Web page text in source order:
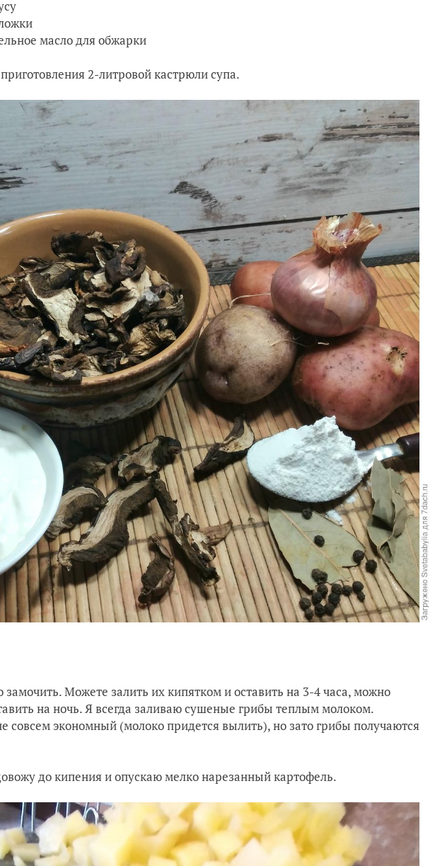
масло для обжарки
2-литровой кастрюли супа.
Можете залить их кипятком и оставить на 3-4 часа, можно
на ночь. Я всегда заливаю сушеные грибы теплым молоком.
совсем экономный (молоко придется вылить), но зато грибы получаются
до кипения и опускаю мелко нарезанный картофель.